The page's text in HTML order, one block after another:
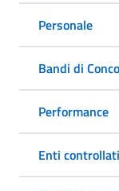
Personale
Bandi di
Performance
Enti controllati